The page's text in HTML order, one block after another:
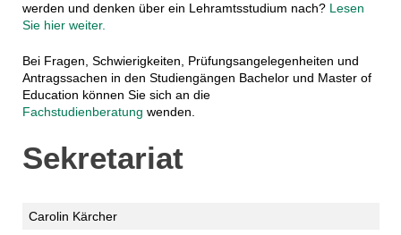
werden und denken über ein Lehramtsstudium nach? Lesen
Sie hier weiter.
Bei Fragen, Schwierigkeiten, Prüfungsangelegenheiten und
Antragssachen in den Studiengängen Bachelor und Master of
Education können Sie sich an die
Fachstudienberatung wenden.
Sekretariat
Carolin Kärcher